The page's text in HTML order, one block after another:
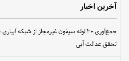
آخرین اخبار
جمع‌آوری ۳۰ لوله سیفون غیرمجاز از شبکه
تحقق عدالت آبی